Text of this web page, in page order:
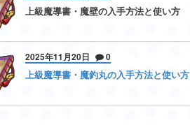
上級魔導書・魔壁の入手方法と使い方
2025年11月20日 0
上級魔導書・魔釣丸の入手方法と使い方